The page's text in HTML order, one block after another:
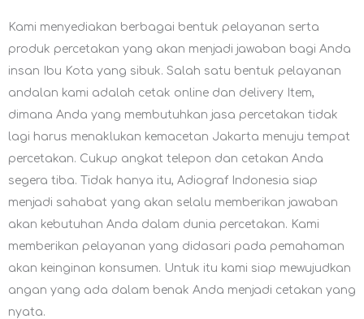
Kami menyediakan berbagai bentuk pelayanan serta
produk percetakan yang akan menjadi jawaban bagi Anda
insan Ibu Kota yang sibuk. Salah satu bentuk pelayanan
andalan kami adalah cetak online dan delivery Item,
dimana Anda yang membutuhkan jasa percetakan tidak
lagi harus menaklukan kemacetan Jakarta menuju tempat
percetakan. Cukup angkat telepon dan cetakan Anda
segera tiba. Tidak hanya itu, Adiograf Indonesia siap
menjadi sahabat yang akan selalu memberikan jawaban
akan kebutuhan Anda dalam dunia percetakan. Kami
memberikan pelayanan yang didasari pada pemahaman
akan keinginan konsumen. Untuk itu kami siap mewujudkan
angan yang ada dalam benak Anda menjadi cetakan yang
nyata.